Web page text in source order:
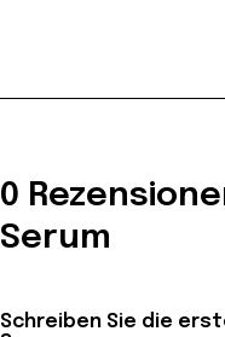
0
Serum
Schreiben Sie die